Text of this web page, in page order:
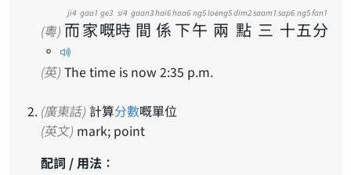
(粵) 而
ji4
家
gaa1
嘅
ge3
時
si4
間
gaan3
係
hai6
下
haa6
午
ng5
兩
loeng5
點
dim2
三
saam1
十
sap6
五
ng5
分
fan1
。
(英) The time is now 2:35 p.m.
(廣東話) 計算分數嘅單位
(英文) mark; point
配詞 / 用法：